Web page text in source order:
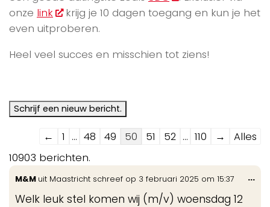
onze link
krijg je 10 dagen toegang en kun je het
even uitproberen.
Heel veel succes en misschien tot ziens!
Navigatie
door
de
gastenboek-
lijst
← 1 ... 48 49 50 51 52 ... 110 →
Alles
10903 berichten.
M&M uit Maastricht schreef op 3 februari 2025 om 15:37
Welk leuk stel komen wij (m/v) woensdag 12
...